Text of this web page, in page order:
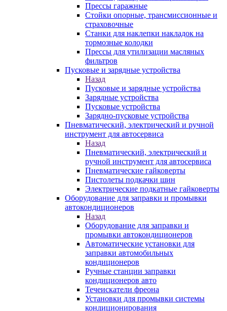
Прессы гаражные
Стойки опорные, трансмиссионные и
страховочные
Станки для наклепки накладок на
тормозные колодки
Прессы для утилизации масляных
фильтров
Пусковые и зарядные устройства
Назад
Пусковые и зарядные устройства
Зарядные устройства
Пусковые устройства
Зарядно-пусковые устройства
Пневматический, электрический и ручной
инструмент для автосервиса
Назад
Пневматический, электрический и
ручной инструмент для автосервиса
Пневматические гайковерты
Пистолеты подкачки шин
Электрические подкатные гайковерты
Оборудование для заправки и промывки
автокондиционеров
Назад
Оборудование для заправки и
промывки автокондиционеров
Автоматические установки для
заправки автомобильных
кондиционеров
Ручные станции заправки
кондиционеров авто
Течеискатели фреона
Установки для промывки системы
кондиционирования